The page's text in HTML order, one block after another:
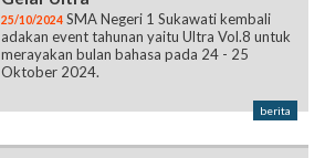
25/10/2024 SMA Negeri 1 Sukawati kembali
adakan event tahunan yaitu Ultra Vol.8 untuk
merayakan bulan bahasa pada 24 - 25
Oktober 2024.
berita